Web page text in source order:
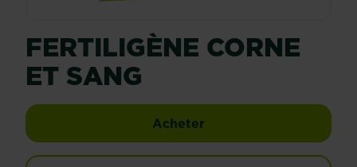
FERTILIGÈNE CORNE
ET SANG
Acheter